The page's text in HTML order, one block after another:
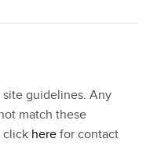
guidelines. Any
match these
click here for contact